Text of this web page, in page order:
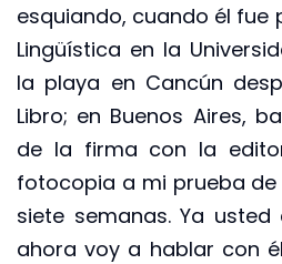
esquiando, cuando él fue
Lingüística en la
la playa en Cancún
Libro; en Buenos Aires,
de la firma con la
fotocopia a mi prueba
siete semanas. Ya
ahora voy a hablar con